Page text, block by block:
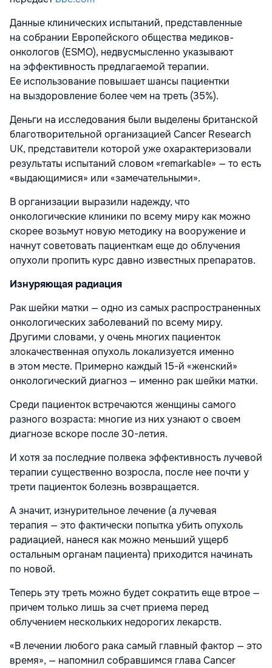
Данные клинических испытаний, представленные
на собрании Европейского общества медиков-
онкологов (ESMO), недвусмысленно указывают
на эффективность предлагаемой терапии.
Ее использование повышает шансы пациентки
на выздоровление более чем на треть (35%).
Деньги на исследования были выделены британской
благотворительной организацией Cancer Research
UK, представители которой уже охарактеризовали
результаты испытаний словом «remarkable» — то есть
«выдающимися» или «замечательными».
В организации выразили надежду, что
онкологические клиники по всему миру как можно
скорее возьмут новую методику на вооружение и
начнут советовать пациенткам еще до облучения
опухоли пропить курс давно известных препаратов.
Изнуряющая радиация
Рак шейки матки — одно из самых распространенных
онкологических заболеваний по всему миру.
Другими словами, у очень многих пациенток
злокачественная опухоль локализуется именно
в этом месте. Примерно каждый 15-й «женский»
онкологический диагноз — именно рак шейки матки.
Среди пациенток встречаются женщины самого
разного возраста: многие из них узнают о своем
диагнозе вскоре после 30-летия.
И хотя за последние полвека эффективность лучевой
терапии существенно возросла, после нее почти у
трети пациенток болезнь возвращается.
А значит, изнурительное лечение (а лучевая
терапия — это фактически попытка убить опухоль
радиацией, нанеся как можно меньший ущерб
остальным органам пациента) приходится начинать
по новой.
Теперь эту треть можно будет сократить еще втрое —
причем только лишь за счет приема перед
облучением нескольких недорогих лекарств.
«В лечении любого рака самый главный фактор — это
время», — напомнил собравшимся глава Cancer